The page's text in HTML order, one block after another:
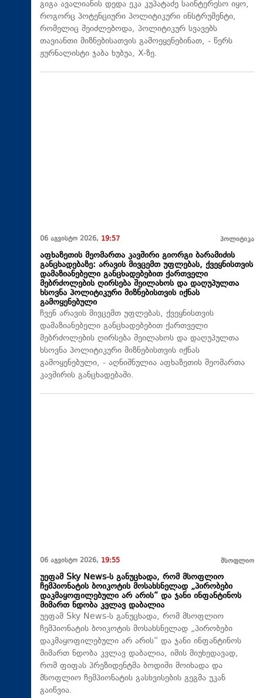
გიგა ავალიანის დედა ეკა კუპატაძე საინტერესო იყო,
როგორც პოტენციური პოლიტიკური ინსტრუმენტი,
რომელიც შეიძლებოდა, პოლიტიკურ სვავებს
თავიანთი მიზნებისათვის გამოეყენებინათ, - წერს
ჟურნალისტი ჯაბა ხუბუა, X-ზე.
06 აგვისტო 2026, 19:57 პოლიტიკა
აფხაზეთის მეომართა კავშირი გიორგი ბარამიძის
განცხადებაზე: არავის მივცემთ უფლებას, ქვეყნისთვის
დამაზიანებელი განცხადებებით ქართველი
მებრძოლების ღირსება შეილახოს და დაღუპულთა
ხსოვნა პოლიტიკური მიზნებისთვის იქნას
გამოყენებული
ჩვენ არავის მივცემთ უფლებას, ქვეყნისთვის
დამაზიანებელი განცხადებებით ქართველი
მებრძოლების ღირსება შეილახოს და დაღუპულთა
ხსოვნა პოლიტიკური მიზნებისთვის იქნას
გამოყენებული, - აღნიშნულია აფხაზეთის მეომართა
კავშირის განცხადებაში.
06 აგვისტო 2026, 19:55 მსოფლიო
უეფამ Sky News-ს განუცხადა, რომ მსოფლიო
ჩემპიონატის ბოიკოტის მოსახსნელად „პირობები
დაკმაყოფილებული არ არის“ და ჯანი ინფანტინოს
მიმართ ნდობა კვლავ დაბალია
უეფამ Sky News-ს განუცხადა, რომ მსოფლიო
ჩემპიონატის ბოიკოტის მოსახსნელად „პირობები
დაკმაყოფილებული არ არის“ და ჯანი ინფანტინოს
მიმართ ნდობა კვლავ დაბალია, იმის მიუხედავად,
რომ ფიფას პრეზიდენტმა ბოდიში მოიხადა და
მსოფლიო ჩემპიონატის გასხვისების გეგმა უკან
გაიწვია.